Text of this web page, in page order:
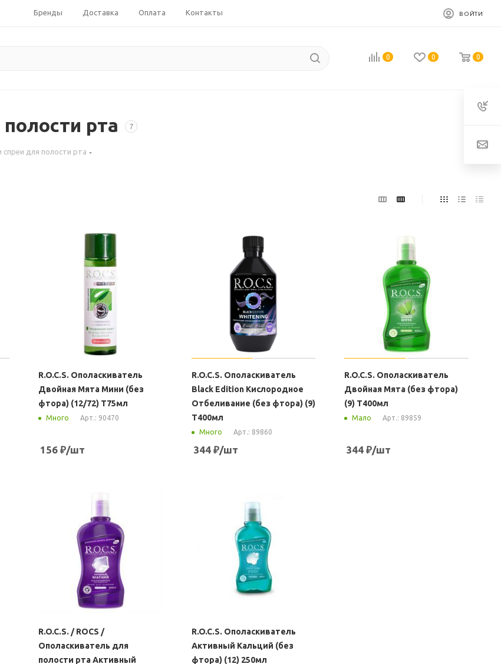
Бренды Доставка Оплата Контакты ВОЙТИ
0 0 0
рта 7
спреи для полости рта
R.O.C.S. Ополаскиватель
Двойная Мята Мини (без
фтора) (12/72) Т75мл
Много Арт.: 90470
156₽/шт
R.O.C.S. Ополаскиватель
Black Edition Кислородное
Отбеливание (без фтора) (9)
Т400мл
Много Арт.: 89860
344₽/шт
R.O.C.S. Ополаскиватель
Двойная Мята (без фтора)
(9) Т400мл
Мало Арт.: 89859
344 ₽/шт
R.O.C.S. / ROCS /
Ополаскиватель для
полости рта Активный
R.O.C.S. Ополаскиватель
Активный Кальций (без
фтора) (12) 250мл